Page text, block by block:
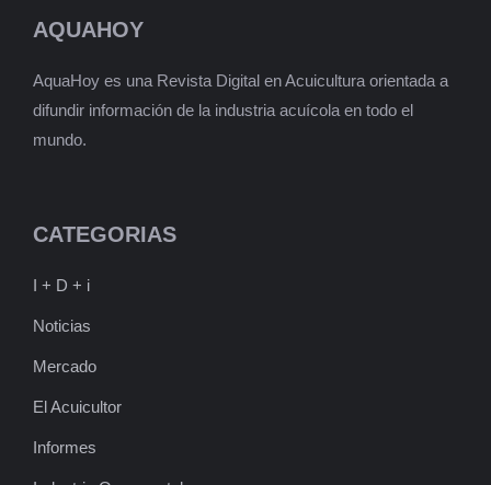
AQUAHOY
AquaHoy es una Revista Digital en Acuicultura orientada a
difundir información de la industria acuícola en todo el
mundo.
CATEGORIAS
I + D + i
Noticias
Mercado
El Acuicultor
Informes